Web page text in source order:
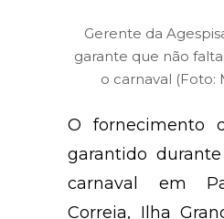
Gerente da
garante que não
o carnaval (Foto:
O fornecimento
garantido
carnaval em
Correia, Ilha